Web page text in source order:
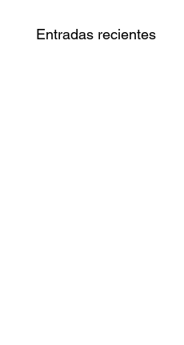
Entradas recientes